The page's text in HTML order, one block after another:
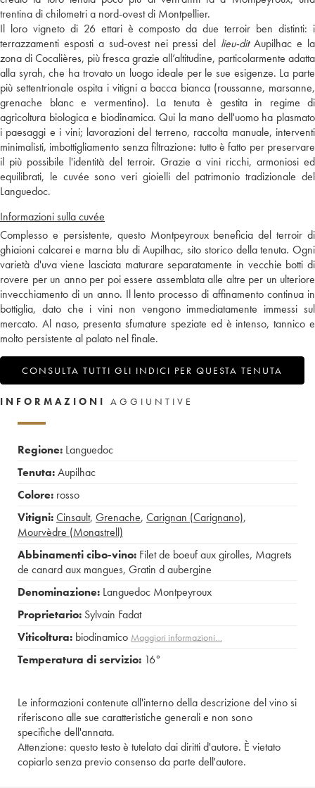
trentina di chilometri a nord-ovest di Montpellier.
Il loro vigneto di 26 ettari è composto da due terroir ben distinti: i
terrazzamenti esposti a sud-ovest nei pressi del lieu-ditAupilhac e la
zona di Cocalières, più fresca grazie all’altitudine, particolarmente adatta
alla syrah, che ha trovato un luogo ideale per le sue esigenze. La parte
più settentrionale ospita i vitigni a bacca bianca (roussanne, marsanne,
grenache blanc e vermentino). La tenuta è gestita in regime di
agricoltura biologica e biodinamica. Qui la mano dell'uomo ha plasmato
i paesaggi e i vini; lavorazioni del terreno, raccolta manuale, interventi
minimalisti, imbottigliamento senza filtrazione: tutto è fatto per preservare
il più possibile l'identità del terroir. Grazie a vini ricchi, armoniosi ed
equilibrati, le cuvée sono veri gioielli del patrimonio tradizionale del
Languedoc.
Informazioni sulla cuvée
Complesso e persistente, questo Montpeyroux beneficia del terroir di
ghiaioni calcarei e marna blu di Aupilhac, sito storico della tenuta. Ogni
varietà d'uva viene lasciata maturare separatamente in vecchie botti di
rovere per un anno per poi essere assemblata alle altre per un ulteriore
invecchiamento di un anno. Il lento processo di affinamento continua in
bottiglia, dato che i vini non vengono immediatamente immessi sul
mercato. Al naso, presenta sfumature speziate ed è intenso, tannico e
molto persistente al palato nel finale.
CONSULTA TUTTI GLI INDICI PER QUESTA TENUTA
INFORMAZIONI AGGIUNTIVE
Regione: Languedoc
Tenuta:Aupilhac
Colore: rosso
Vitigni:Cinsault, Grenache, Carignan (Carignano),
Mourvèdre (Monastrell)
Abbinamenti cibo-vino: Filet de boeuf aux girolles, Magrets
de canard aux mangues, Gratin d aubergine
Denominazione: Languedoc Montpeyroux
Proprietario: Sylvain Fadat
Viticoltura: biodinamico Maggiori informazioni…
Temperatura di servizio: 16°
Le informazioni contenute all'interno della descrizione del vino si
riferiscono alle sue caratteristiche generali e non sono
specifiche dell'annata.
Attenzione: questo testo è tutelato dai diritti d'autore. È vietato
copiarlo senza previo consenso da parte dell'autore.